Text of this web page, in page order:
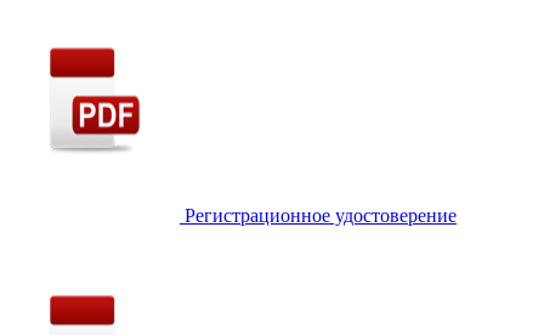
Регистрационное удостоверение